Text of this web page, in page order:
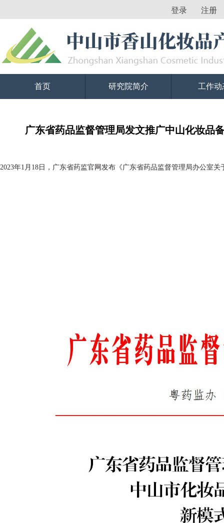
登录 注册
首页 研究院简介 工作动
广东省药品监督管理局发文推广中山化妆品
2023年1月18日，广东省药监官网发布《广东省药品监督管理局办公室